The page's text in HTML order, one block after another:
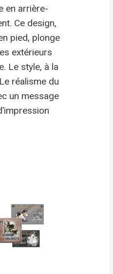
en arrière-
Ce design,
pied, plonge
extérieurs
Le style, à la
réalisme du
un message